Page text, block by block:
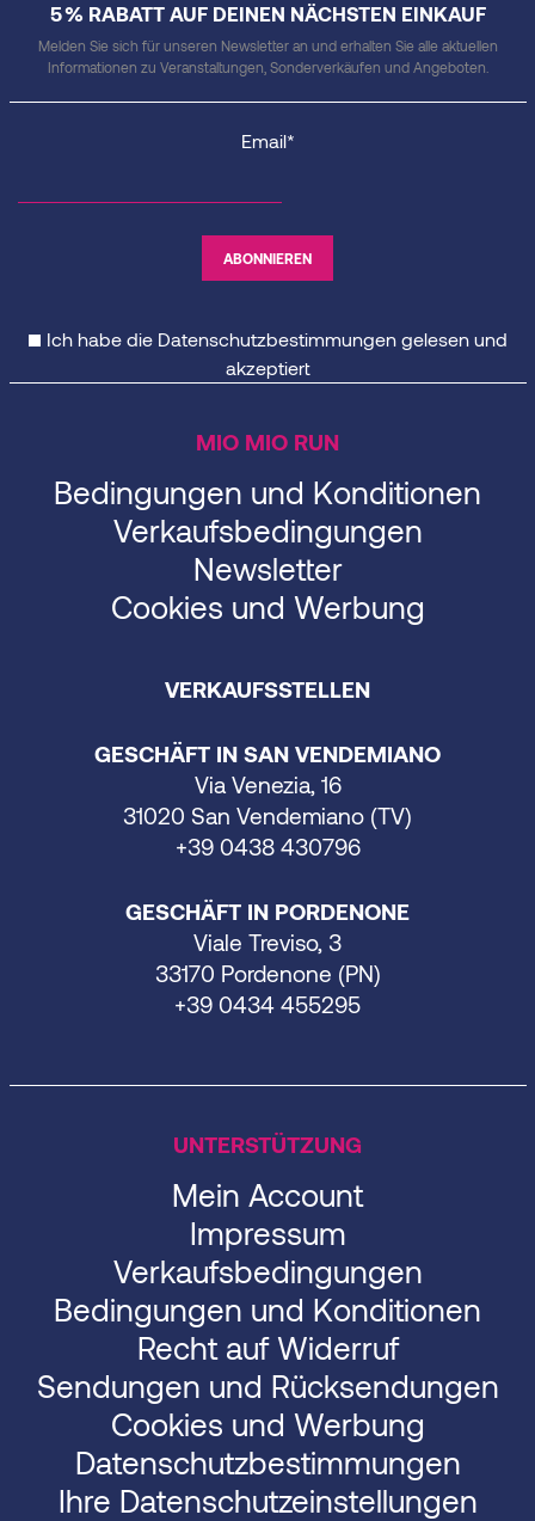
5 % RABATT AUF DEINEN NÄCHSTEN EINKAUF
Melden Sie sich für unseren Newsletter an und erhalten Sie alle aktuellen
Informationen zu Veranstaltungen, Sonderverkäufen und Angeboten.
Email*
Ich habe die Datenschutzbestimmungengelesen und
akzeptiert
MIO MIO RUN
Bedingungen und Konditionen
Verkaufsbedingungen
Newsletter
Cookies und Werbung
VERKAUFSSTELLEN
GESCHÄFT IN SAN VENDEMIANO
Via Venezia, 16
31020 San Vendemiano (TV)
+39 0438 430796
GESCHÄFT IN PORDENONE
Viale Treviso, 3
33170 Pordenone (PN)
+39 0434 455295
UNTERSTÜTZUNG
Mein Account
Impressum
Verkaufsbedingungen
Bedingungen und Konditionen
Recht auf Widerruf
Sendungen und Rücksendungen
Cookies und Werbung
Datenschutzbestimmungen
Ihre Datenschutzeinstellungen